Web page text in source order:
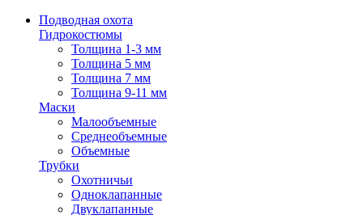
Подводная охота
Гидрокостюмы
Толщина 1-3 мм
Толщина 5 мм
Толщина 7 мм
Толщина 9-11 мм
Маски
Малообъемные
Среднеобъемные
Объемные
Трубки
Охотничьи
Одноклапанные
Двуклапанные